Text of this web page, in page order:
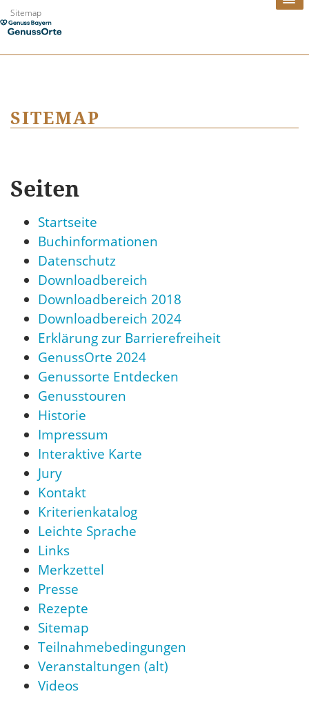
Zum
Inhalt
Sitemap
SITEMAP
Seiten
Startseite
Buchinformationen
Datenschutz
Downloadbereich
Downloadbereich 2018
Downloadbereich 2024
Erklärung zur Barrierefreiheit
GenussOrte 2024
Genussorte Entdecken
Genusstouren
Historie
Impressum
Interaktive Karte
Jury
Kontakt
Kriterienkatalog
Leichte Sprache
Links
Merkzettel
Presse
Rezepte
Sitemap
Teilnahmebedingungen
Veranstaltungen (alt)
Videos